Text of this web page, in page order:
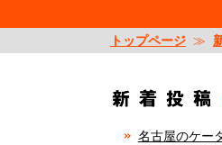
トップページ ≫
名古屋のケー